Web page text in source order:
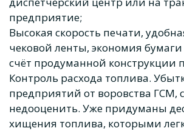
предприятие;
Высокая скорость печати,
чековой ленты, экономия
счёт продуманной конструкции
Контроль расхода топлива.
предприятий от воровства ГСМ,
недооценить. Уже придуманы
хищения топлива, которыми